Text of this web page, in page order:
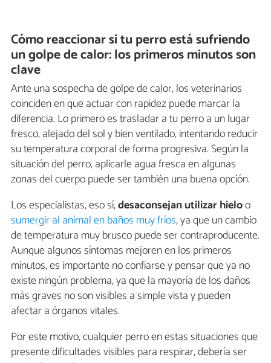
Cómo reaccionar si tu perro está sufriendo
un golpe de calor: los primeros minutos son
clave
Ante una sospecha de golpe de calor, los veterinarios
coinciden en que actuar con rapidez puede marcar la
diferencia. Lo primero es trasladar a tu perro a un lugar
fresco, alejado del sol y bien ventilado, intentando reducir
su temperatura corporal de forma progresiva. Según la
situación del perro, aplicarle agua fresca en algunas
zonas del cuerpo puede ser también una buena opción.
Los especialistas, eso sí,desaconsejan utilizar hieloo
sumergir al animal en baños muy fríos, ya que un cambio
de temperatura muy brusco puede ser contraproducente.
Aunque algunos síntomas mejoren en los primeros
minutos, es importante no confiarse y pensar que ya no
existe ningún problema, ya que la mayoría de los daños
más graves no son visibles a simple vista y pueden
afectar a órganos vitales.
Por este motivo, cualquier perro en estas situaciones que
presente dificultades visibles para respirar, debería ser